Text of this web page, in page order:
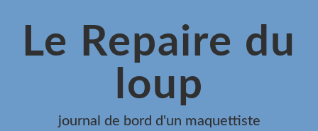
Le Repaire du
loup
journal de bord d'un maquettiste